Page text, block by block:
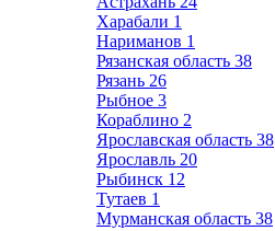
Харабали 1
Нариманов 1
Рязанская область 38
Рязань 26
Рыбное 3
Кораблино 2
Ярославская область 38
Ярославль 20
Рыбинск 12
Тутаев 1
Мурманская область 38